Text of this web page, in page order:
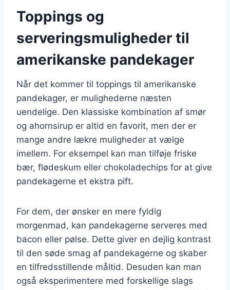
Toppings og
serveringsmuligheder til
amerikanske pandekager
Når det kommer til toppings til amerikanske
pandekager, er mulighederne næsten
uendelige. Den klassiske kombination af smør
og ahornsirup er altid en favorit, men der er
mange andre lækre muligheder at vælge
imellem. For eksempel kan man tilføje friske
bær, flødeskum eller chokoladechips for at give
pandekagerne et ekstra pift.
For dem, der ønsker en mere fyldig
morgenmad, kan pandekagerne serveres med
bacon eller pølse. Dette giver en dejlig kontrast
til den søde smag af pandekagerne og skaber
en tilfredsstillende måltid. Desuden kan man
også eksperimentere med forskellige slags